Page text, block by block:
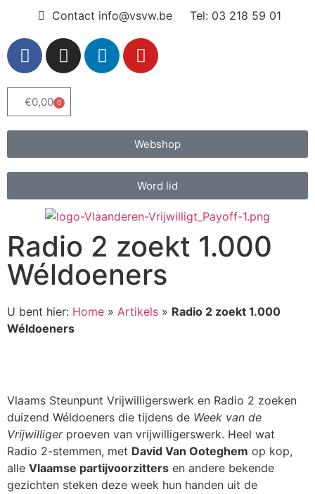
Contact info@vsvw.be Tel: 03 218 59 01
€0,00 0
Webshop
Word lid
Radio 2 zoekt 1.000
Wéldoeners
U bent hier: Home » Artikels » Radio 2 zoekt 1.000
Wéldoeners
Vlaams Steunpunt Vrijwilligerswerk en Radio 2 zoeken
duizend Wéldoeners die tijdens de Week van de
Vrijwilligerproeven van vrijwilligerswerk. Heel wat
Radio 2-stemmen, met David Van Ooteghem op kop,
alle Vlaamse partijvoorzitters en andere bekende
gezichten steken deze week hun handen uit de